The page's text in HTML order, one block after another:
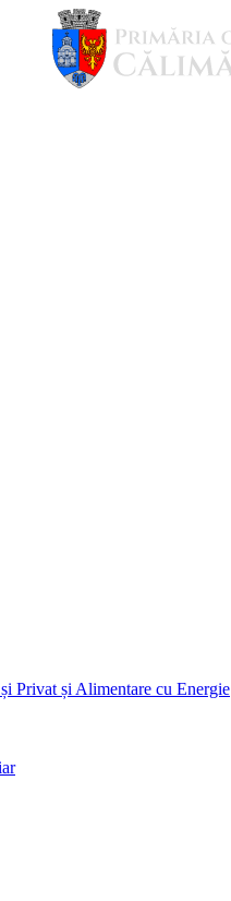
Privat și Alimentare cu Energie